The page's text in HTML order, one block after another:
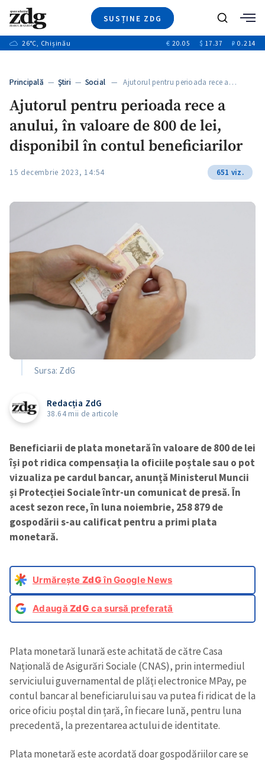
SUSȚINE ZDG
Ştiri
+9
Video
Special
+1
Blog
ZdGust
Caută
26°C, Chișinău € 20.05 $ 17.37 ₽ 0.214
Principală — Ştiri — Social — Ajutorul pentru perioada rece a…
Ajutorul pentru perioada rece a
anului, în valoare de 800 de lei,
disponibil în contul beneficiarilor
15 decembrie 2023, 14:54 651 viz.
Sursa: ZdG
Redacția ZdG
38.64 mii de articole
Beneficiarii de plata monetară în valoare de 800 de lei
își pot ridica compensația la oficiile poștale sau o pot
vizualiza pe cardul bancar, anunță Ministerul Muncii
și Protecției Sociale într-un comunicat de presă. În
acest sezon rece, în luna noiembrie, 258 879 de
gospodării s-au calificat pentru a primi plata
monetară.
Urmărește ZdGîn Google News
AdaugăZdG ca sursă preferată
Plata monetară lunară este achitată de către Casa
Națională de Asigurări Sociale (CNAS), prin intermediul
serviciului guvernamental de plăți electronice MPay, pe
contul bancar al beneficiarului sau va putea fi ridicat de la
orice oficiu poștal din țară, în fiecare lună, pentru luna
precedentă, la prezentarea actului de identitate.
Plata monetară este acordată doar gospodăriilor care se